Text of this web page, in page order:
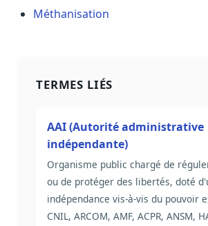
Méthanisation
TERMES LIÉS
AAI (Autorité administrative
indépendante)
Organisme public chargé de
ou de protéger des libertés, doté
indépendance vis-à-vis du pouvoir
CNIL, ARCOM, AMF, ACPR, ANSM,